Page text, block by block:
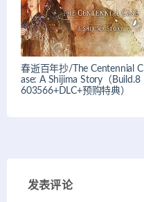
春逝百年抄/The Centennial C
ase: A Shijima Story（Build.8
603566+DLC+预购特典）
发表评论